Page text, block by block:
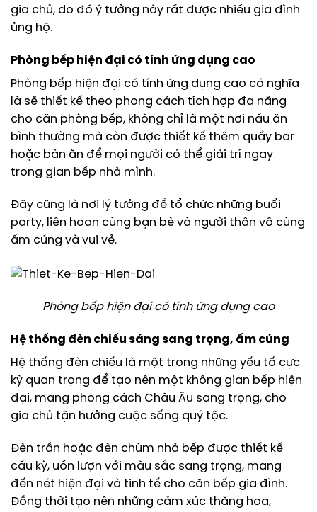
gia chủ, do đó ý tưởng này rất được nhiều gia đình
ủng hộ.
Phòng bếp hiện đại có tính ứng dụng cao
Phòng bếp hiện đại có tính ứng dụng cao có nghĩa
là sẽ thiết kế theo phong cách tích hợp đa năng
cho căn phòng bếp, không chỉ là một nơi nấu ăn
bình thường mà còn được thiết kế thêm quầy bar
hoặc bàn ăn để mọi người có thể giải trí ngay
trong gian bếp nhà mình.
Đây cũng là nơi lý tưởng để tổ chức những buổi
party, liên hoan cùng bạn bè và người thân vô cùng
ấm cúng và vui vẻ.
Phòng bếp hiện đại có tính ứng dụng cao
Hệ thống đèn chiếu sáng sang trọng, ấm cúng
Hệ thống đèn chiếu là một trong những yếu tố cực
kỳ quan trọng để tạo nên một không gian bếp hiện
đại, mang phong cách Châu Âu sang trọng, cho
gia chủ tận hưởng cuộc sống quý tộc.
Đèn trần hoặc đèn chùm nhà bếp được thiết kế
cầu kỳ, uốn lượn với màu sắc sang trọng, mang
đến nét hiện đại và tinh tế cho căn bếp gia đình.
Đồng thời tạo nên những cảm xúc thăng hoa,